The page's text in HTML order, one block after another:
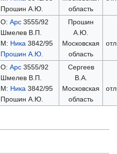
Прошин А.Ю.
область
О: Арс3555/92
Шмелев В.П.
М: Ника3842/95
Прошин А.Ю.
Прошин
А.Ю.
Московская
область
О: Арс3555/92
Шмелев В.П.
М: Ника3842/95
Прошин А.Ю.
Сергеев
В.А.
Московская
область